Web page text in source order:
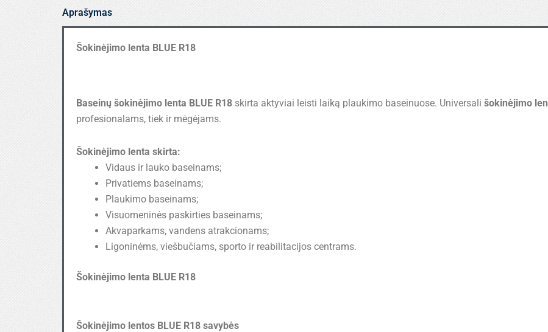
R18
Aprašymas
Šokinėjimo lenta BLUE R18
Baseinų šokinėjimo lenta BLUE R18 skirta aktyviai leisti laiką plaukimo baseinuose. Universali šokinėjimo
profesionalams, tiek ir mėgėjams.
Šokinėjimo lenta skirta:
Vidaus ir lauko baseinams;
Privatiems baseinams;
Plaukimo baseinams;
Visuomeninės paskirties baseinams;
Akvaparkams, vandens atrakcionams;
Ligoninėms, viešbučiams, sporto ir reabilitacijos centrams.
Šokinėjimo lenta BLUE R18
Šokinėjimo lentos BLUE R18 savybės